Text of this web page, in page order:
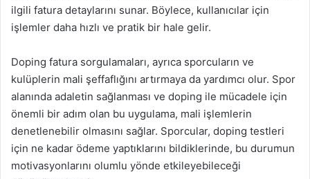
ilgili fatura detaylarını sunar. Böylece, kullanıcılar için
işlemler daha hızlı ve pratik bir hale gelir.
Doping fatura sorgulamaları, ayrıca sporcuların ve
kulüplerin mali şeffaflığını artırmaya da yardımcı olur. Spor
alanında adaletin sağlanması ve doping ile mücadele için
önemli bir adım olan bu uygulama, mali işlemlerin
denetlenebilir olmasını sağlar. Sporcular, doping testleri
için ne kadar ödeme yaptıklarını bildiklerinde, bu durumun
motivasyonlarını olumlu yönde etkileyebileceği